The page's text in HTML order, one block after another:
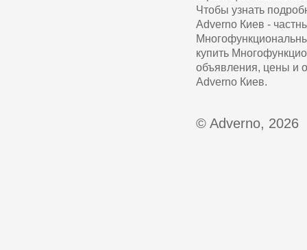
Чтобы узнать
Adverno Киев -
купить
объявления, цены и
Adverno Киев.
© Adverno, 2026